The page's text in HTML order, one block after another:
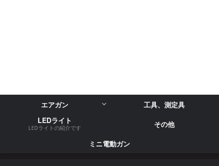
エアガン
工具、測定具
LEDライト
LEDライトの紹介です
その他
ミニ電動ガン